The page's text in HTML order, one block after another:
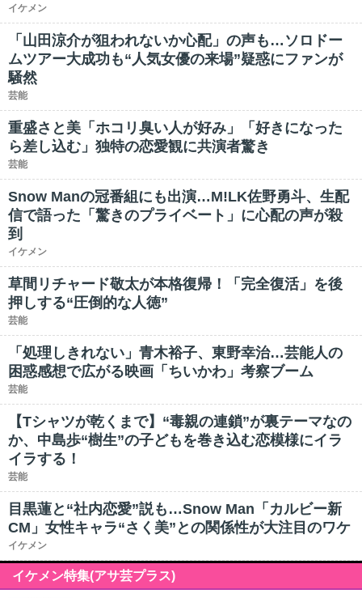
イケメン
「山田涼介が狙われないか心配」の声も…ソロドー
ムツアー大成功も“人気女優の来場”疑惑にファンが
騒然
芸能
重盛さと美「ホコリ臭い人が好み」「好きになった
ら差し込む」独特の恋愛観に共演者驚き
芸能
Snow Manの冠番組にも出演…M!LK佐野勇斗、生配
信で語った「驚きのプライベート」に心配の声が殺
到
イケメン
草間リチャード敬太が本格復帰！「完全復活」を後
押しする“圧倒的な人徳”
芸能
「処理しきれない」青木裕子、東野幸治…芸能人の
困惑感想で広がる映画「ちいかわ」考察ブーム
芸能
【Tシャツが乾くまで】“毒親の連鎖”が裏テーマなの
か、中島歩“樹生”の子どもを巻き込む恋模様にイラ
イラする！
芸能
目黒蓮と“社内恋愛”説も…Snow Man「カルビー新
CM」女性キャラ“さく美”との関係性が大注目のワケ
イケメン
イケメン特集(アサ芸プラス)